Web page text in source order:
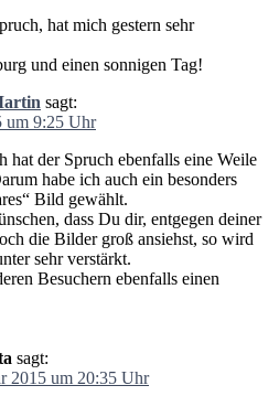
hat mich gestern sehr
und einen sonnigen Tag!
sagt:
um 9:25 Uhr
hat der Spruch ebenfalls eine Weile
habe ich auch ein besonders
Bild gewählt.
dass Du dir, entgegen deiner
die Bilder groß ansiehst, so wird
sehr verstärkt.
Besuchern ebenfalls einen
sagt:
2015 um 20:35 Uhr